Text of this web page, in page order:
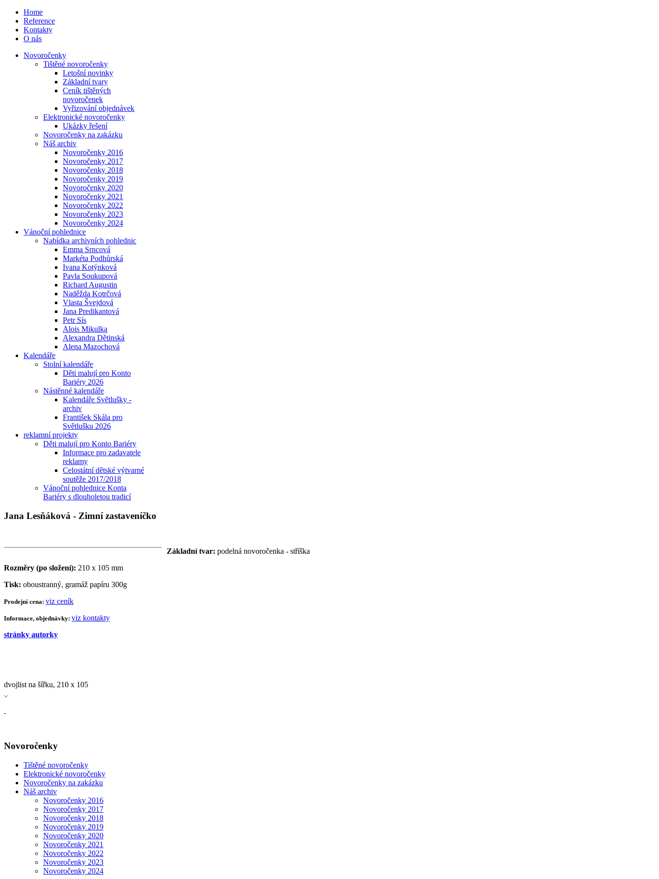
Home
Reference
Kontakty
O nás
Novoročenky
Tištěné novoročenky
Letošní novinky
Základní tvary
Ceník tištěných
novoročenek
Vyřizování objednávek
Elektronické novoročenky
Ukázky řešení
Novoročenky na zakázku
Náš archiv
Novoročenky 2016
Novoročenky 2017
Novoročenky 2018
Novoročenky 2019
Novoročenky 2020
Novoročenky 2021
Novoročenky 2022
Novoročenky 2023
Novoročenky 2024
Vánoční pohlednice
Nabídka archivních pohlednic
Emma Srncová
Markéta Podhůrská
Ivana Kotýnková
Pavla Soukupová
Richard Augustin
Naděžda Kotrčová
Vlasta Švejdová
Jana Predikantová
Petr Sís
Alois Mikulka
Alexandra Dětinská
Alena Mazochová
Kalendáře
Stolní kalendáře
Děti malují pro Konto
Bariéry 2026
Nástěnné kalendáře
Kalendáře Světlušky -
archiv
František Skála pro
Světlušku 2026
reklamní projekty
Děti malují pro Konto Bariéry
Informace pro zadavatele
reklamy
Celostátní dětské výtvarné
soutěže 2017/2018
Vánoční pohlednice Konta
Bariéry s dlouholetou tradicí
Jana Lesňáková - Zimní zastaveníčko
Základní tvar: podelná novoročenka - stříška
Rozměry (po složení): 210 x 105 mm
Tisk: oboustranný, gramáž papíru 300g
Prodejní cena: viz ceník
Informace, objednávky: viz kontakty
stránky autorky
dvojlist na šířku, 210 x 105
Novoročenky
Tištěné novoročenky
Elektronické novoročenky
Novoročenky na zakázku
Náš archiv
Novoročenky 2016
Novoročenky 2017
Novoročenky 2018
Novoročenky 2019
Novoročenky 2020
Novoročenky 2021
Novoročenky 2022
Novoročenky 2023
Novoročenky 2024